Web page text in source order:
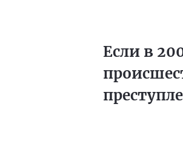
Если в